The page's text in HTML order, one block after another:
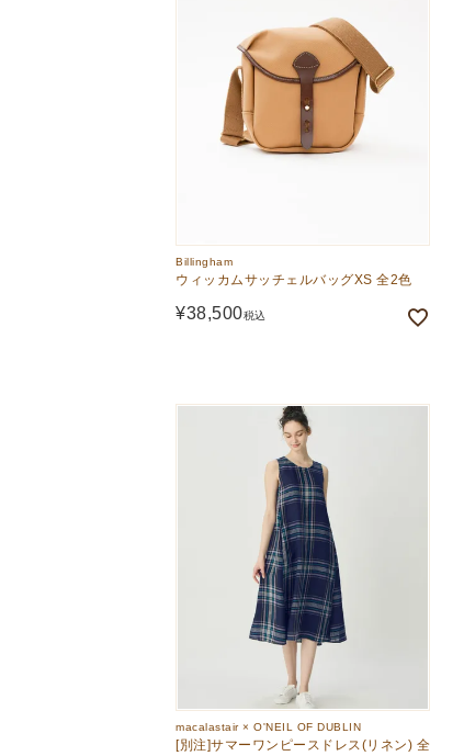
Billingham
ウィッカムサッチェルバッグXS 全2色
¥38,500税込
macalastair × O'NEIL OF DUBLIN
[別注]サマーワンピースドレス(リネン) 全